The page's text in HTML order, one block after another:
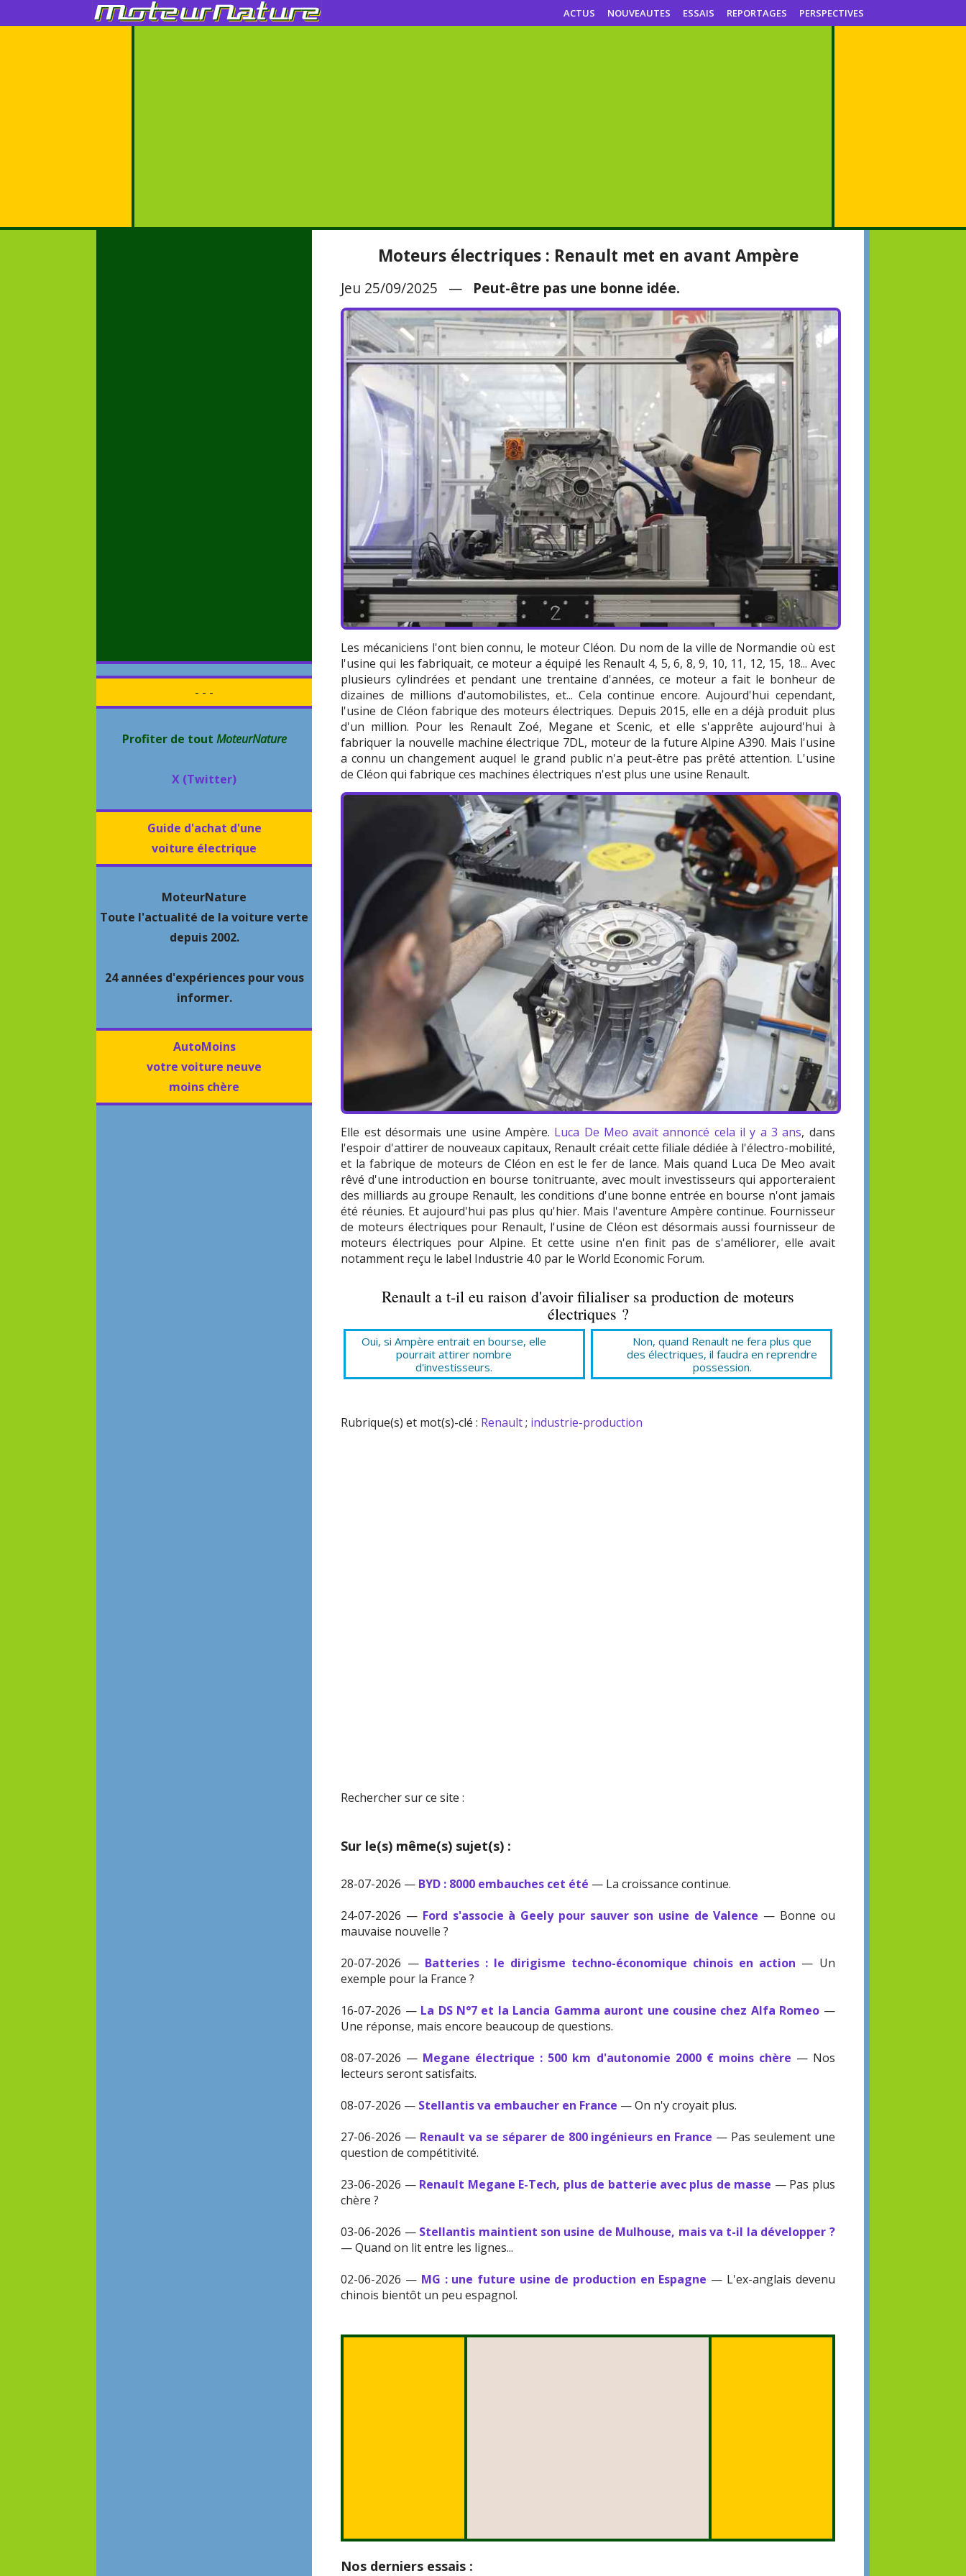
ACTUS NOUVEAUTES ESSAIS REPORTAGES PERSPECTIVES
- - -
Profiter de tout MoteurNature
X (Twitter)
Guide d'achat d'une
voiture électrique
MoteurNature
Toute l'actualité de la voiture verte
depuis 2002.
24 années d'expériences pour vous
informer.
AutoMoins
votre voiture neuve
moins chère
Moteurs électriques : Renault met en avant Ampère
Jeu 25/09/2025 — Peut-être pas une bonne idée.
Les mécaniciens l'ont bien connu, le moteur Cléon. Du nom de la ville de Normandie où est
l'usine qui les fabriquait, ce moteur a équipé les Renault 4, 5, 6, 8, 9, 10, 11, 12, 15, 18... Avec
plusieurs cylindrées et pendant une trentaine d'années, ce moteur a fait le bonheur de
dizaines de millions d'automobilistes, et... Cela continue encore. Aujourd'hui cependant,
l'usine de Cléon fabrique des moteurs électriques. Depuis 2015, elle en a déjà produit plus
d'un million. Pour les Renault Zoé, Megane et Scenic, et elle s'apprête aujourd'hui à
fabriquer la nouvelle machine électrique 7DL, moteur de la future Alpine A390. Mais l'usine
a connu un changement auquel le grand public n'a peut-être pas prêté attention. L'usine
de Cléon qui fabrique ces machines électriques n'est plus une usine Renault.
Elle est désormais une usine Ampère. Luca De Meo avait annoncé cela il y a 3 ans, dans
l'espoir d'attirer de nouveaux capitaux, Renault créait cette filiale dédiée à l'électro-mobilité,
et la fabrique de moteurs de Cléon en est le fer de lance. Mais quand Luca De Meo avait
rêvé d'une introduction en bourse tonitruante, avec moult investisseurs qui apporteraient
des milliards au groupe Renault, les conditions d'une bonne entrée en bourse n'ont jamais
été réunies. Et aujourd'hui pas plus qu'hier. Mais l'aventure Ampère continue. Fournisseur
de moteurs électriques pour Renault, l'usine de Cléon est désormais aussi fournisseur de
moteurs électriques pour Alpine. Et cette usine n'en finit pas de s'améliorer, elle avait
notamment reçu le label Industrie 4.0 par le World Economic Forum.
Renault a t-il eu raison d'avoir filialiser sa production de moteurs
électriques ?
Oui, si Ampère entrait en bourse, elle
pourrait attirer nombre
d'investisseurs.
Non, quand Renault ne fera plus que
des électriques, il faudra en reprendre
possession.
Rubrique(s) et mot(s)-clé : Renault; industrie-production
Rechercher sur ce site :
Sur le(s) même(s) sujet(s) :
28-07-2026 — BYD : 8000 embauches cet été — La croissance continue.
24-07-2026 — Ford s'associe à Geely pour sauver son usine de Valence — Bonne ou
mauvaise nouvelle ?
20-07-2026 — Batteries : le dirigisme techno-économique chinois en action — Un
exemple pour la France ?
16-07-2026 — La DS N°7 et la Lancia Gamma auront une cousine chez Alfa Romeo —
Une réponse, mais encore beaucoup de questions.
08-07-2026 — Megane électrique : 500 km d'autonomie 2000 € moins chère — Nos
lecteurs seront satisfaits.
08-07-2026 — Stellantis va embaucher en France — On n'y croyait plus.
27-06-2026 — Renault va se séparer de 800 ingénieurs en France — Pas seulement une
question de compétitivité.
23-06-2026 — Renault Megane E-Tech, plus de batterie avec plus de masse — Pas plus
chère ?
03-06-2026 — Stellantis maintient son usine de Mulhouse, mais va t-il la développer ?
— Quand on lit entre les lignes...
02-06-2026 — MG : une future usine de production en Espagne — L'ex-anglais devenu
chinois bientôt un peu espagnol.
Nos derniers essais :